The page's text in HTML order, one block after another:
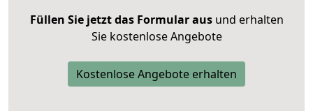
Füllen Sie jetzt das Formular ausund erhalten
Sie kostenlose Angebote
Kostenlose Angebote erhalten